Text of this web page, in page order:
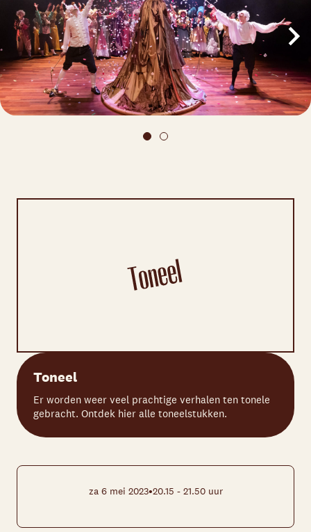
Toneel
Er worden weer veel prachtige verhalen ten tonele
gebracht. Ontdek hier alle toneelstukken.
za 6 mei 2023•20.15 - 21.50 uur